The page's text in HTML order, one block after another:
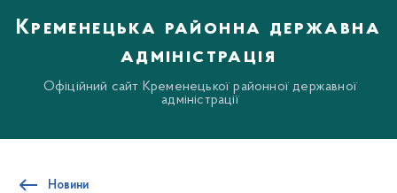
Кременецька районна державна
адміністрація
Офіційний сайт Кременецької районної державної
адміністрації
Новини